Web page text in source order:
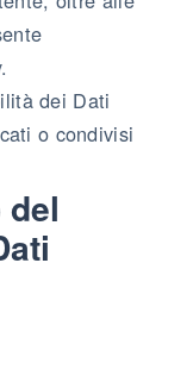
dei Dati
o condivisi